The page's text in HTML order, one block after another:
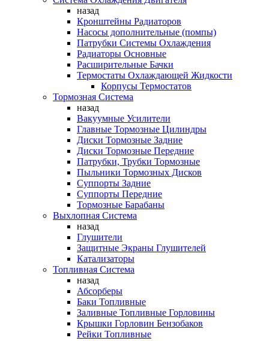
назад
Кронштейны Радиаторов
Насосы дополнительные (помпы)
Патрубки Системы Охлаждения
Радиаторы Основные
Расширительные Бачки
Термостаты Охлаждающей Жидкости
Корпусы Термостатов
Тормозная Система
назад
Вакуумные Усилители
Главные Тормозные Цилиндры
Диски Тормозные Задние
Диски Тормозные Передние
Патрубки, Трубки Тормозные
Пыльники Тормозных Дисков
Суппорты Задние
Суппорты Передние
Тормозные Барабаны
Выхлопная Система
назад
Глушители
Защитные Экраны Глушителей
Катализаторы
Топливная Система
назад
Абсорберы
Баки Топливные
Заливные Топливные Горловины
Крышки Горловин Бензобаков
Рейки Топливные